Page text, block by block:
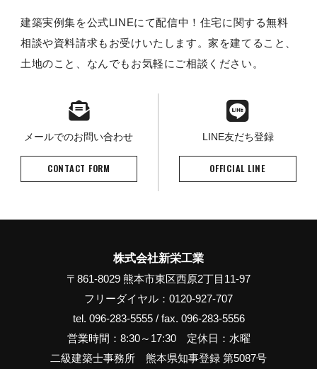
建築実例集を公式LINEにて配信中！住宅に関する無料
相談や資料請求もお受けいたします。家を建てること、
土地のこと、なんでもお気軽にご相談ください。
メールでのお問い合わせ
CONTACT FORM
LINE友だち登録
OFFICIAL LINE
株式会社新栄工業
〒861-8029 熊本市東区西原2丁目11-97
フリーダイヤル：0120-927-707
tel. 096-283-5555 / fax. 096-283-5556
営業時間：8:30～17:30 定休日：水曜
二級建築士事務所 熊本県知事登録 第5087号